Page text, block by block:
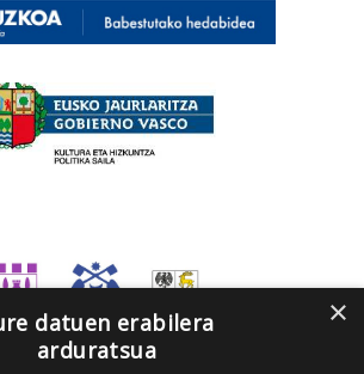
×
datuen erabilera
arduratsua